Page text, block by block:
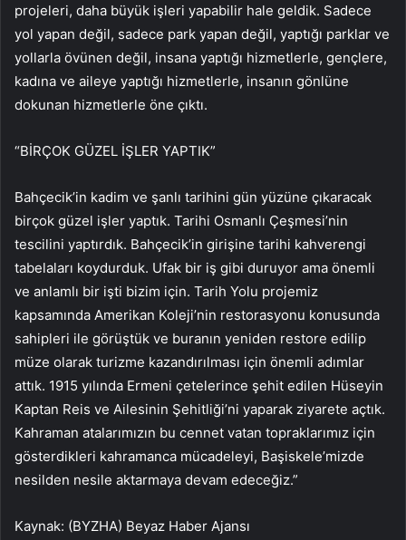
projeleri, daha büyük işleri yapabilir hale geldik. Sadece
yol yapan değil, sadece park yapan değil, yaptığı parklar ve
yollarla övünen değil, insana yaptığı hizmetlerle, gençlere,
kadına ve aileye yaptığı hizmetlerle, insanın gönlüne
dokunan hizmetlerle öne çıktı.
“BİRÇOK GÜZEL İŞLER YAPTIK”
Bahçecik’in kadim ve şanlı tarihini gün yüzüne çıkaracak
birçok güzel işler yaptık. Tarihi Osmanlı Çeşmesi’nin
tescilini yaptırdık. Bahçecik’in girişine tarihi kahverengi
tabelaları koydurduk. Ufak bir iş gibi duruyor ama önemli
ve anlamlı bir işti bizim için. Tarih Yolu projemiz
kapsamında Amerikan Koleji’nin restorasyonu konusunda
sahipleri ile görüştük ve buranın yeniden restore edilip
müze olarak turizme kazandırılması için önemli adımlar
attık. 1915 yılında Ermeni çetelerince şehit edilen Hüseyin
Kaptan Reis ve Ailesinin Şehitliği’ni yaparak ziyarete açtık.
Kahraman atalarımızın bu cennet vatan topraklarımız için
gösterdikleri kahramanca mücadeleyi, Başiskele’mizde
nesilden nesile aktarmaya devam edeceğiz.”
Kaynak: (BYZHA) Beyaz Haber Ajansı